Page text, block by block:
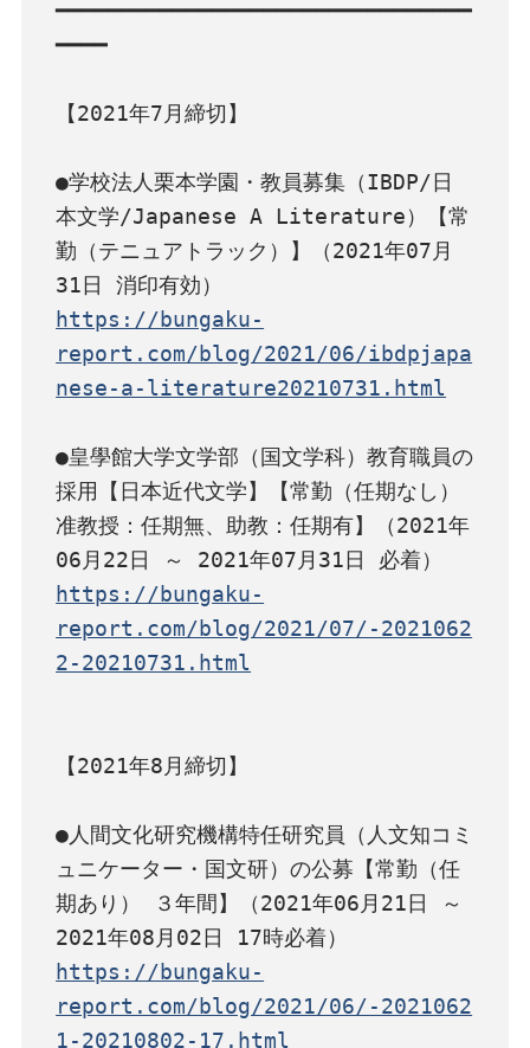
━━━━━━━━━━━━━━━━━━━━━━━━━━━━━━━━
━━━━
【2021年7月締切】
●学校法人栗本学園・教員募集（IBDP/日
本文学/Japanese A Literature）【常
勤（テニュアトラック）】（2021年07月
https://bungaku-
report.com/blog/2021/06/ibdpjapa
nese-a-literature20210731.html
●皇學館大学文学部（国文学科）教育職員の
採用【日本近代文学】【常勤（任期なし）
准教授：任期無、助教：任期有】（2021年
https://bungaku-
report.com/blog/2021/07/-2021062
2-20210731.html
【2021年8月締切】
●人間文化研究機構特任研究員（人文知コミ
ュニケーター・国文研）の公募【常勤（任
期あり） ３年間】（2021年06月21日 ～
https://bungaku-
report.com/blog/2021/06/-2021062
1-20210802-17.html